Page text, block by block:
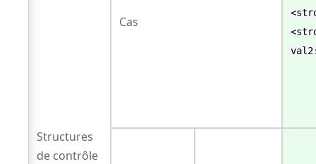
Structures
de contrôle
Cas